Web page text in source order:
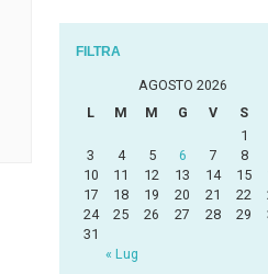
FILTRA
AGOSTO 2026
L
M M G V S
« Lug
1
3
4 5 6 7 8
10
11 12 13 14 15
17
18 19 20 21 22
24
25 26 27 28 29
31